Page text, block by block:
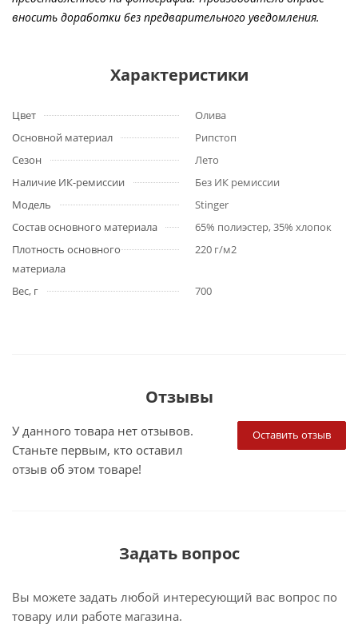
вносить доработки без предварительного уведомления.
Характеристики
Цвет
Олива
Основной материал
Рипстоп
Сезон
Лето
Наличие ИК-ремиссии
Без ИК ремиссии
Модель
Stinger
Состав основного материала
65% полиэстер, 35% хлопок
Плотность основного
материала
220 г/м2
Вес, г 700
Отзывы
Оставить отзыв
У данного товара нет отзывов.
Станьте первым, кто оставил
отзыв об этом товаре!
Задать вопрос
Вы можете задать любой интересующий вас вопрос по
товару или работе магазина.